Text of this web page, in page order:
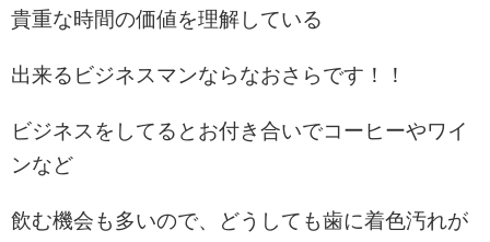
貴重な時間の価値を理解している
出来るビジネスマンならなおさらです！！
ビジネスをしてるとお付き合いでコーヒーやワイ
ンなど
飲む機会も多いので、どうしても歯に着色汚れが